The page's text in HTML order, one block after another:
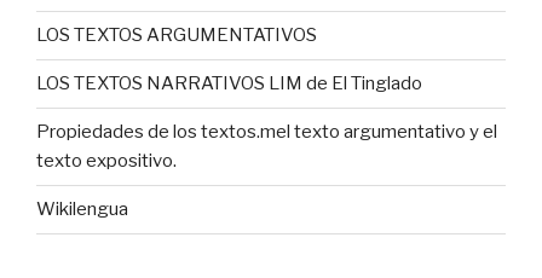
LOS TEXTOS ARGUMENTATIVOS
LOS TEXTOS NARRATIVOS LIM de El Tinglado
Propiedades de los textos.mel texto argumentativo y el
texto expositivo.
Wikilengua